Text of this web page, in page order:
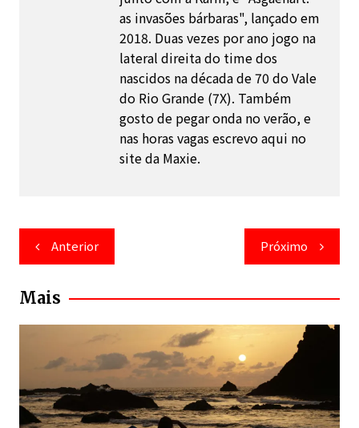
as invasões bárbaras", lançado em
2018. Duas vezes por ano jogo na
lateral direita do time dos
nascidos na década de 70 do Vale
do Rio Grande (7X). Também
gosto de pegar onda no verão, e
nas horas vagas escrevo aqui no
site da Maxie.
Navegação
de
Post
Anterior Próximo
Mais